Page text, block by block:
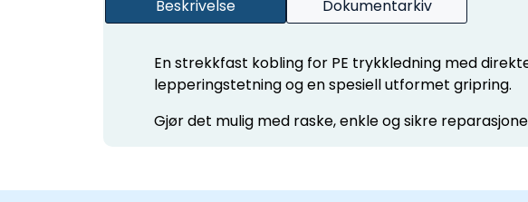
Beskrivelse Dokumentarkiv
En strekkfast kobling for PE trykkledning med
lepperingstetning og en spesiell utformet gripring.
Gjør det mulig med raske, enkle og sikre